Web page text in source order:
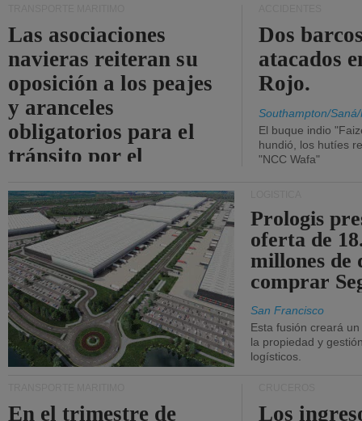
Las asociaciones
navieras reiteran su
oposición a los peajes
y aranceles
obligatorios para el
tránsito por el
Dos
atacados
Rojo.
Southampton/
El buque indio
hundió, los hutíes
"NCC Wafa"
Prologis
oferta de
millones de
comprar
San Francisco
Esta fusión creará
la propiedad y
logísticos.
En el trimestre de
Los